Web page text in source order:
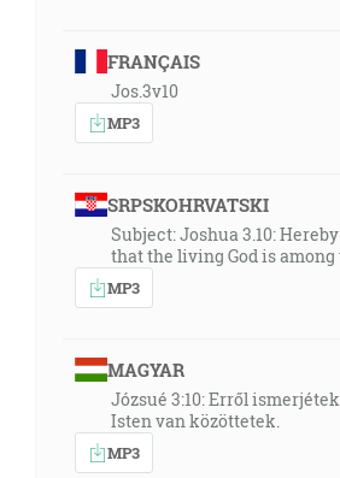
FRANÇAIS
Jos.3v10
MP3
SRPSKOHRVATSKI
Subject: Joshua 3.10:
that the living God is among
MP3
MAGYAR
Józsué 3:10: Erről
Isten van közöttetek.
MP3